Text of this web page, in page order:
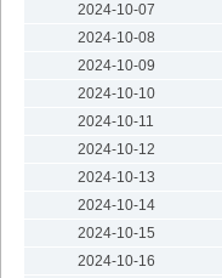
2024-10-07
2024-10-08
2024-10-09
2024-10-10
2024-10-11
2024-10-12
2024-10-13
2024-10-14
2024-10-15
2024-10-16